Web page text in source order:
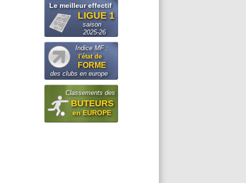
Le meilleur effectif
LIGUE 1
saison
2025-26
Indice MF :
l'état de
FORME
des clubs en europe
Classements des
BUTEURS
en EUROPE